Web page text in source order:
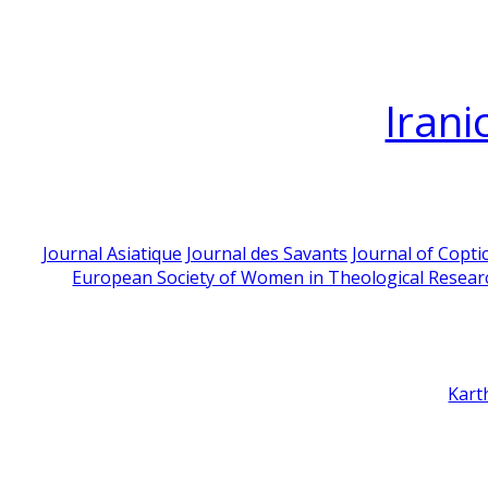
Journal Asiatique Journal des Savants Journal of
European Society of Women in Theological